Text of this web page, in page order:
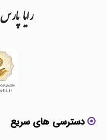
رایاپارس
دسترسی های سریع